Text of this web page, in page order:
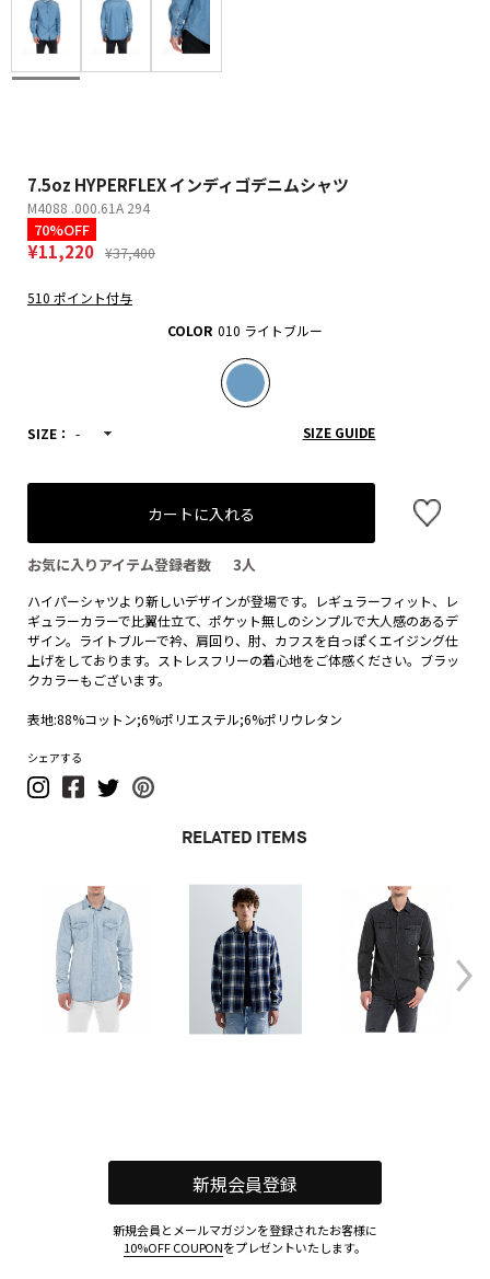
7.5oz HYPERFLEX インディゴデニムシャツ
M4088 .000.61A 294
70%OFF
¥11,220 ¥37,400
510 ポイント付与
COLOR 010 ライトブルー
SIZE： - SIZE GUIDE
カートに入れる
お気に入りアイテム登録者数 3人
ハイパーシャツより新しいデザインが登場です。レギュラーフィット、レ
ギュラーカラーで比翼仕立て、ポケット無しのシンプルで大人感のあるデ
ザイン。ライトブルーで衿、肩回り、肘、カフスを白っぽくエイジング仕
上げをしております。ストレスフリーの着心地をご体感ください。ブラッ
クカラーもございます。
表地:88%コットン;6%ポリエステル;6%ポリウレタン
シェアする
RELATED ITEMS
新規会員登録
新規会員とメールマガジンを登録されたお客様に
10%OFF COUPONをプレゼントいたします。